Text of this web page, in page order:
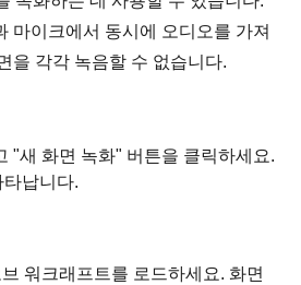
마이크에서 동시에 오디오를 가져
을 각각 녹음할 수 없습니다.
"새 화면 녹화" 버튼을 클릭하세요.
납니다.
워크래프트를 로드하세요. 화면